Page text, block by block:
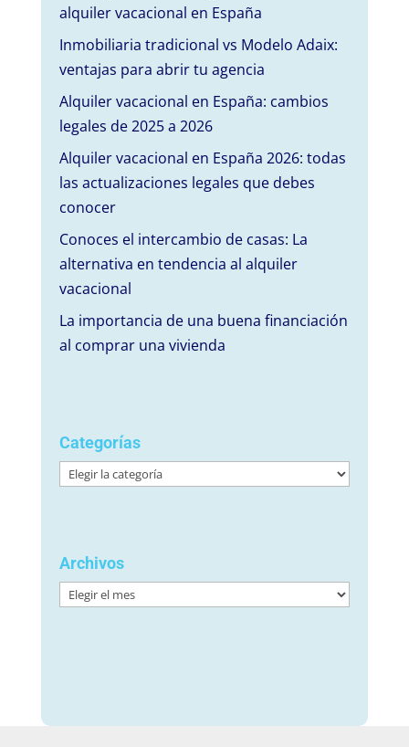
alquiler vacacional en España
Inmobiliaria tradicional vs Modelo Adaix:
ventajas para abrir tu agencia
Alquiler vacacional en España: cambios
legales de 2025 a 2026
Alquiler vacacional en España 2026: todas
las actualizaciones legales que debes
conocer
Conoces el intercambio de casas: La
alternativa en tendencia al alquiler
vacacional
La importancia de una buena financiación
al comprar una vivienda
Categorías
Categorías
Archivos
Archivos